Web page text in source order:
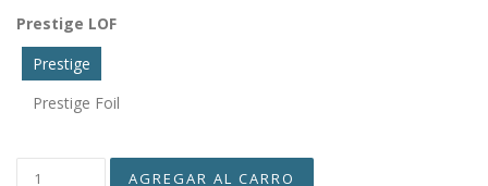
Prestige LOF
Prestige
Prestige Foil